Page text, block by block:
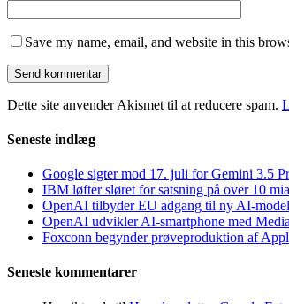
Save my name, email, and website in this
Dette site anvender Akismet til at reducere spam.
Seneste indlæg
Google sigter mod 17. juli for Gemini 3.5
IBM løfter sløret for satsning på over 10
OpenAI tilbyder EU adgang til ny AI-
OpenAI udvikler AI-smartphone med
Foxconn begynder prøveproduktion af
Seneste kommentarer